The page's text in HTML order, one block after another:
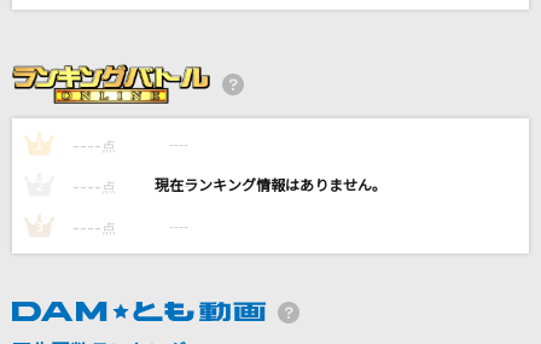
残酷な天使のテーゼ
サイクロンライフ！
iLiFE!
Watch me!
YOASOBI
Aimer(エメ)
1 ---- 点 ----
---- 点 ----
3 ---- 点 ----